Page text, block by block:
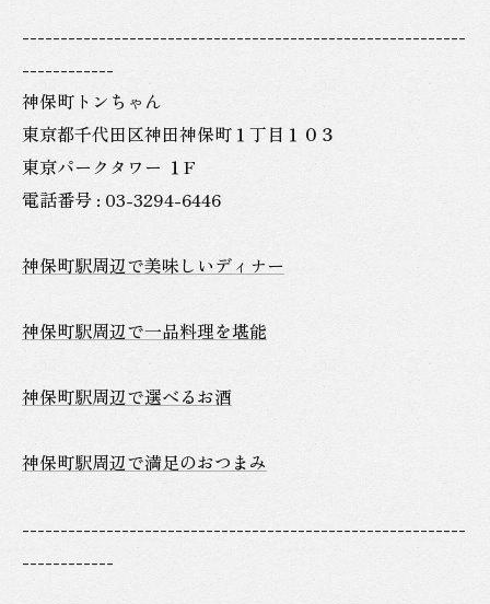
----------------------------------------------------------
------------
神保町トンちゃん
東京都千代田区神田神保町１丁目１０３
東京パークタワー １F
電話番号 : 03-3294-6446
神保町駅周辺で美味しいディナー
神保町駅周辺で一品料理を堪能
神保町駅周辺で選べるお酒
神保町駅周辺で満足のおつまみ
----------------------------------------------------------
------------